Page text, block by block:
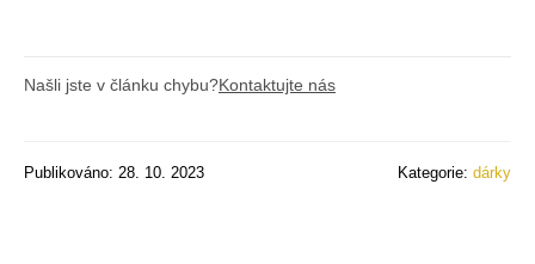
Našli jste v článku chybu?Kontaktujte nás
Publikováno: 28. 10. 2023 Kategorie: dárky